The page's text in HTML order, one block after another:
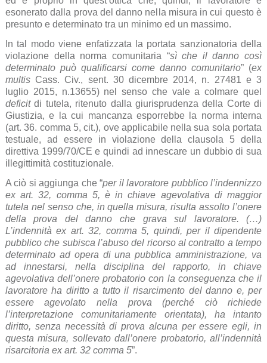
esonerato dalla prova del danno nella misura in cui questo è
presunto e determinato tra un minimo ed un massimo.
In tal modo viene enfatizzata la portata sanzionatoria della
violazione della norma comunitaria “sì che il danno così
determinato può qualificarsi come danno comunitario” (ex
multisCass. Civ., sent. 30 dicembre 2014, n. 27481 e 3
luglio 2015, n.13655) nel senso che vale a colmare quel
deficitdi tutela, ritenuto dalla giurisprudenza della Corte di
Giustizia, e la cui mancanza esporrebbe la norma interna
(art. 36. comma 5, cit.), ove applicabile nella sua sola portata
testuale, ad essere in violazione della clausola 5 della
direttiva 1999/70/CE e quindi ad innescare un dubbio di sua
illegittimità costituzionale.
A ciò si aggiunga che “per il lavoratore pubblico l’indennizzo
ex art. 32, comma 5, è in chiave agevolativa di maggior
tutela nel senso che, in quella misura, risulta assolto l’onere
della prova del danno che grava sul lavoratore. (…)
L’indennità ex art. 32, comma 5, quindi, per il dipendente
pubblico che subisca l’abuso del ricorso al contratto a tempo
determinato ad opera di una pubblica amministrazione, va
ad innestarsi, nella disciplina del rapporto, in chiave
agevolativa dell’onere probatorio con la conseguenza che il
lavoratore ha diritto a tutto il risarcimento del danno e, per
essere agevolato nella prova (perché ciò richiede
l’interpretazione comunitariamente orientata), ha intanto
diritto, senza necessità di prova alcuna per essere egli, in
questa misura, sollevato dall’onere probatorio, all’indennità
risarcitoria ex art. 32 comma 5”.